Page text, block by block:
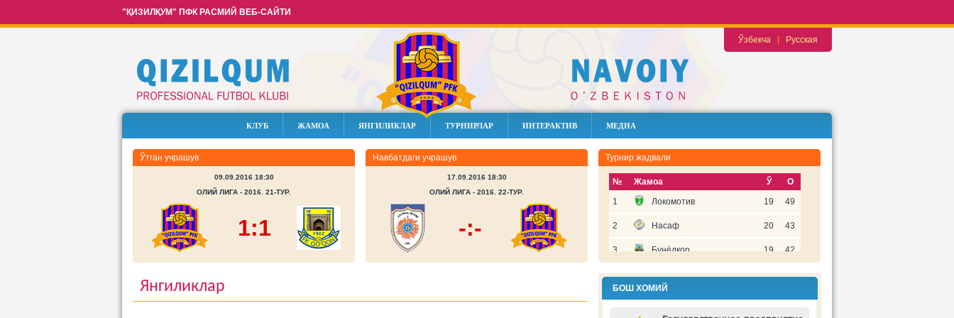
"ҚИЗИЛҚУМ" ПФК РАСМИЙ ВЕБ-САЙТИ
Ўзбекча Русская
КЛУБ ЖАМОА ЯНГИЛИКЛАР ТУРНИРЛАР ИНТЕРАКТИВ МЕДИА
Ўтган учрашув
09.09.2016 18:30
ОЛИЙ ЛИГА - 2016. 21-ТУР.
1:1
Навбатдаги учрашув
17.09.2016 18:30
ОЛИЙ ЛИГА - 2016. 22-ТУР.
-:-
Турнир жадвали
№ Жамоа Ў
О
1
Локомотив 19 49
2 Насаф 20 43
3 Бунёдкор 19 42
4 Металлург 20 36
5 Бухоро 20 36
Янгиликлар БОШ ХОМИЙ